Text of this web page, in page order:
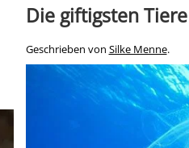
Die giftigsten Tiere
Geschrieben von Silke Menne.